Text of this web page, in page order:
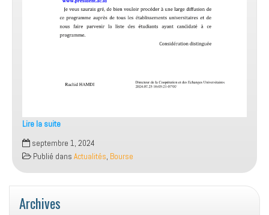
Lire la suite
Offre
de
bourse
Indonésie
septembre 1, 2024
Publié dans Actualités, Bourse
Archives